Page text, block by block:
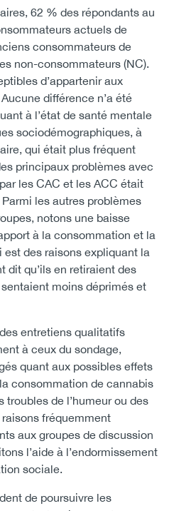
62 % des répondants au
actuels de
consommateurs de
non-consommateurs (NC).
d’appartenir aux
différence n’a été
à l’état de santé mentale
sociodémographiques, à
qui était plus fréquent
principaux problèmes avec
les CAC et les ACC était
les autres problèmes
notons une baisse
à la consommation et la
des raisons expliquant la
dit qu’ils en retiraient des
moins déprimés et
entretiens qualitatifs
à ceux du sondage,
quant aux possibles effets
consommation de cannabis
troubles de l’humeur ou des
fréquemment
aux groupes de discussion
l’aide à l’endormissement
sociale.
de poursuivre les